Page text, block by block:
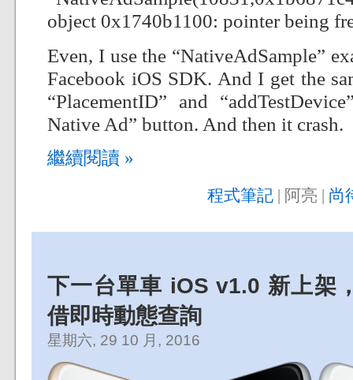
object 0x1740b1100: pointer being
Even, I use the “NativeAdSample”
Facebook iOS SDK. And I get the
“PlacementID” and
Native Ad” button. And then it crash.
繼續閱讀 »
程式筆記 | 阿亮 | 尚
下一台單車 iOS v1.0 新上架
借即時動態查詢
星期六, 29 10 月, 2016